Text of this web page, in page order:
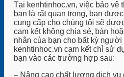
Tại kenhtinhoc.vn, việc bảo vệ
bạn là rất quan trọng, bạn
cung cấp cho chúng tôi sẽ
cam kết không chia sẻ, bán
nhân của bạn cho bất kỳ người
kenhtinhoc.vn cam kết chỉ sử
bạn vào các trường hợp sau:
– Nâng cao chất lượng dịch vụ